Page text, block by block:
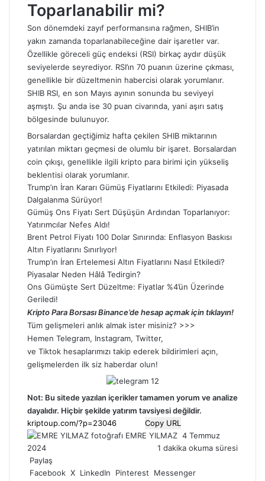
Toparlanabilir mi?
Son dönemdeki zayıf performansına rağmen, SHIB’in
yakın zamanda toparlanabileceğine dair işaretler var.
Özellikle göreceli güç endeksi (RSI) birkaç aydır düşük
seviyelerde seyrediyor. RSI’ın 70 puanın üzerine çıkması,
genellikle bir düzeltmenin habercisi olarak yorumlanır.
SHIB RSI, en son Mayıs ayının sonunda bu seviyeyi
aşmıştı. Şu anda ise 30 puan civarında, yani aşırı satış
bölgesinde bulunuyor.
Borsalardan geçtiğimiz hafta çekilen SHIB miktarının
yatırılan miktarı geçmesi de olumlu bir işaret. Borsalardan
coin çıkışı, genellikle ilgili kripto para birimi için yükseliş
beklentisi olarak yorumlanır.
Trump’ın İran Kararı Gümüş Fiyatlarını Etkiledi: Piyasada
Dalgalanma Sürüyor!
Gümüş Ons Fiyatı Sert Düşüşün Ardından Toparlanıyor:
Yatırımcılar Nefes Aldı!
Brent Petrol Fiyatı 100 Dolar Sınırında: Enflasyon Baskısı
Altın Fiyatlarını Sınırlıyor!
Trump’ın İran Ertelemesi Altın Fiyatlarını Nasıl Etkiledi?
Piyasalar Neden Hâlâ Tedirgin?
Ons Gümüşte Sert Düzeltme: Fiyatlar %4’ün Üzerinde
Geriledi!
Kripto Para Borsası Binance’de hesap açmak için tıklayın!
Tüm gelişmeleri anlık almak ister misiniz? >>>
Hemen Telegram, Instagram, Twitter,
ve Tiktok hesaplarımızı takip ederek bildirimleri açın,
gelişmelerden ilk siz haberdar olun!
Not: Bu sitede yazılan içerikler tamamen yorum ve analize
dayalıdır. Hiçbir şekilde yatırım tavsiyesi değildir.
Copy URL
EMRE YILMAZ Bir
e-
göndermek
4 Temmuz
2024
1 dakika okuma süresi
Paylaş
Facebook X LinkedIn Pinterest
Messenger